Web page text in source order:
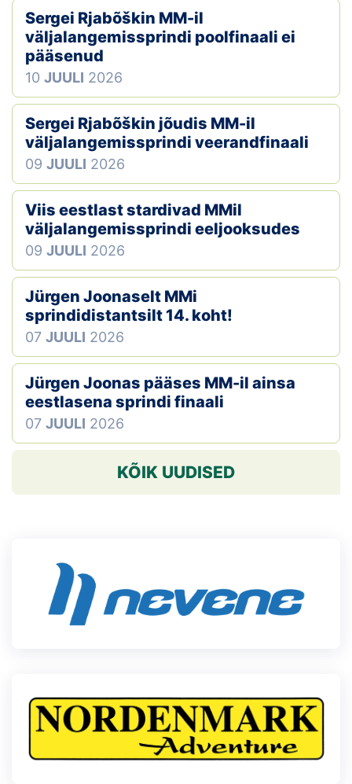
Sergei Rjabõškin MM-il
väljalangemissprindi poolfinaali ei
pääsenud
10 JUULI 2026
Sergei Rjabõškin jõudis MM-il
väljalangemissprindi veerandfinaali
09 JUULI 2026
Viis eestlast stardivad MMil
väljalangemissprindi eeljooksudes
09 JUULI 2026
Jürgen Joonaselt MMi
sprindidistantsilt 14. koht!
07 JUULI 2026
Jürgen Joonas pääses MM-il ainsa
eestlasena sprindi finaali
07 JUULI 2026
KÕIK UUDISED